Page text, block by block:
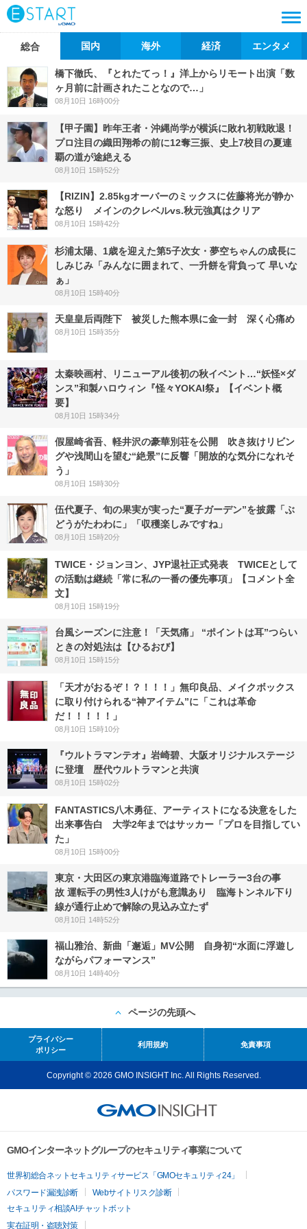
総合 国内 海外 経済 エンタメ
橋下徹氏、『とれたてっ！』洋上からリモート出演「数
ヶ月前に計画されたことなので…」
08月10日 16時00分
【甲子園】昨年王者・沖縄尚学が横浜に敗れ初戦敗退！
プロ注目の織田翔希の前に12奪三振、史上7校目の夏連
覇の道が途絶える
08月10日 15時52分
【RIZIN】2.85kgオーバーのミックスに佐藤将光が静か
な怒り メインのクレベルvs.秋元強真はクリア
08月10日 15時42分
杉浦太陽、1歳を迎えた第5子次女・夢空ちゃんの成長に
しみじみ「みんなに囲まれて、一升餅を背負って 早いな
ぁ」
08月10日 15時40分
天皇皇后両陛下 被災した熊本県に金一封 深く心痛め
08月10日 15時35分
太秦映画村、リニューアル後初の秋イベント…“妖怪×ダ
ンス”和製ハロウィン『怪々YOKAI祭』【イベント概
要】
08月10日 15時34分
假屋崎省吾、軽井沢の豪華別荘を公開 吹き抜けリビン
グや浅間山を望む“絶景”に反響「開放的な気分になれそ
う」
08月10日 15時30分
伍代夏子、旬の果実が実った“夏子ガーデン”を披露「ぶ
どうがたわわに」「収穫楽しみですね」
08月10日 15時20分
TWICE・ジョンヨン、JYP退社正式発表 TWICEとして
の活動は継続「常に私の一番の優先事項」【コメント全
文】
08月10日 15時19分
台風シーズンに注意！「天気痛」 “ポイントは耳”つらい
ときの対処法は【ひるおび】
08月10日 15時15分
「天才がおるぞ！？！！！」無印良品、メイクボックス
に取り付けられる“神アイテム”に「これは革命
だ！！！！！」
08月10日 15時10分
『ウルトラマンテオ』岩崎碧、大阪オリジナルステージ
に登壇 歴代ウルトラマンと共演
08月10日 15時02分
FANTASTICS八木勇征、アーティストになる決意をした
出来事告白 大学2年まではサッカー「プロを目指してい
た」
08月10日 15時00分
東京・大田区の東京港臨海道路でトレーラー3台の事
故 運転手の男性3人けがも意識あり 臨海トンネル下り
線が通行止めで解除の見込み立たず
08月10日 14時52分
福山雅治、新曲「邂逅」MV公開 自身初“水面に浮遊し
ながらパフォーマンス”
08月10日 14時40分
ページの先頭へ
プライバシー
ポリシー
利用規約 免責事項
Copyright © 2026 GMO INSIGHT Inc. All Rights Reserved.
GMOインターネットグループのセキュリティ事業について
世界初総合ネットセキュリティサービス「GMOセキュリティ24」
パスワード漏洩診断
Webサイトリスク診断
セキュリティ相談AIチャットボット
実在証明・盗聴対策